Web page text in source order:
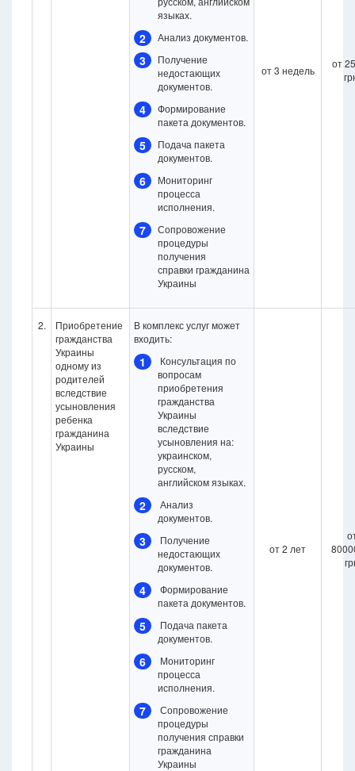
языках.
2 Анализ документов.
3
Получение
недостающих
документов.
4
Формирование
пакета документов.
5
Подача пакета
документов.
6
Мониторинг
процесса
исполнения.
7
Сопровожение
процедуры
получения
справки гражданина
Украины
от 3 недель
от
2.
Приобретение
гражданства
Украины
одному из
родителей
вследствие
усыновления
ребенка
гражданина
Украины
В комплекс услуг может
входить:
1
Консультация по
вопросам
приобретения
гражданства
Украины
вследствие
усыновления на:
украинском,
русском,
английском языках.
2
Анализ
документов.
3
Получение
недостающих
документов.
4
Формирование
пакета документов.
5
Подача пакета
документов.
6
Мониторинг
процесса
исполнения.
7
Сопровожение
процедуры
получения справки
гражданина
Украины
от 2 лет